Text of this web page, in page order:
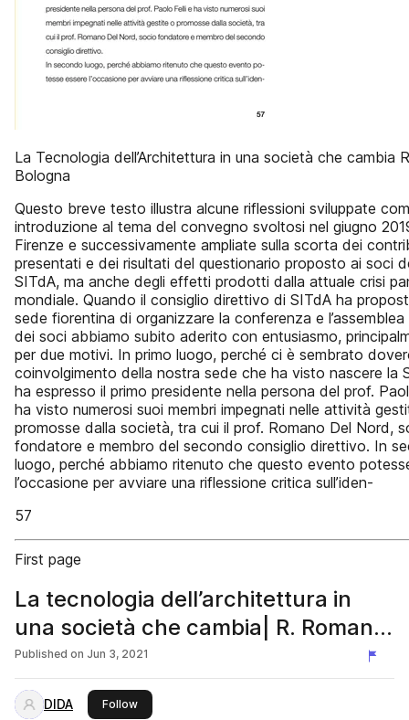
La Tecnologia dell’Architettura in una società che cambia
Bologna
Questo breve testo illustra alcune riflessioni sviluppate
introduzione al tema del convegno svoltosi nel giugno
Firenze e successivamente ampliate sulla scorta dei
presentati e dei risultati del questionario proposto ai soci
SITdA, ma anche degli effetti prodotti dalla attuale crisi
mondiale. Quando il consiglio direttivo di SITdA ha
sede fiorentina di organizzare la conferenza e l’assemblea
dei soci abbiamo subito aderito con entusiasmo,
per due motivi. In primo luogo, perché ci è sembrato
coinvolgimento della nostra sede che ha visto nascere la
ha espresso il primo presidente nella persona del prof.
ha visto numerosi suoi membri impegnati nelle attività
promosse dalla società, tra cui il prof. Romano Del Nord,
fondatore e membro del secondo consiglio direttivo. In
luogo, perché abbiamo ritenuto che questo evento
l’occasione per avviare una riflessione critica sull’iden-
57
First page
La tecnologia dell’architettura in
una società che cambia| R. Romano,
N. Setola, L. Marzi
Published on Jun 3, 2021
DIDA Followthis publisher